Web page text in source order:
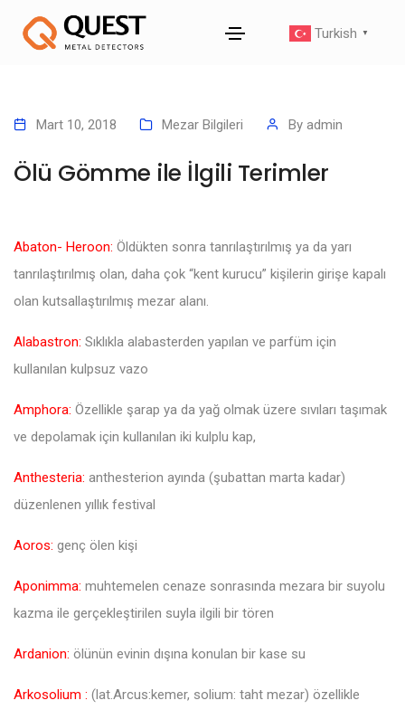
Turkish ▼
Mart 10, 2018 Mezar Bilgileri By admin
Ölü Gömme ile İlgili Terimler
Abaton- Heroon: Öldükten sonra tanrılaştırılmış ya da yarı
tanrılaştırılmış olan, daha çok “kent kurucu” kişilerin girişe kapalı
olan kutsallaştırılmış mezar alanı.
Alabastron: Sıklıkla alabasterden yapılan ve parfüm için
kullanılan kulpsuz vazo
Amphora: Özellikle şarap ya da yağ olmak üzere sıvıları taşımak
ve depolamak için kullanılan iki kulplu kap,
Anthesteria: anthesterion ayında (şubattan marta kadar)
düzenlenen yıllık festival
Aoros: genç ölen kişi
Aponimma: muhtemelen cenaze sonrasında mezara bir suyolu
kazma ile gerçekleştirilen suyla ilgili bir tören
Ardanion: ölünün evinin dışına konulan bir kase su
Arkosolium : (lat.Arcus:kemer, solium: taht mezar) özellikle